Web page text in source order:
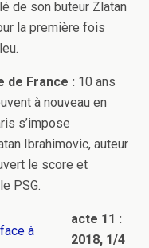
de son buteur Zlatan
la première fois
de France : 10 ans
à nouveau en
s’impose
Ibrahimovic, auteur
le score et
PSG.
acte 11 :
2018, 1/4